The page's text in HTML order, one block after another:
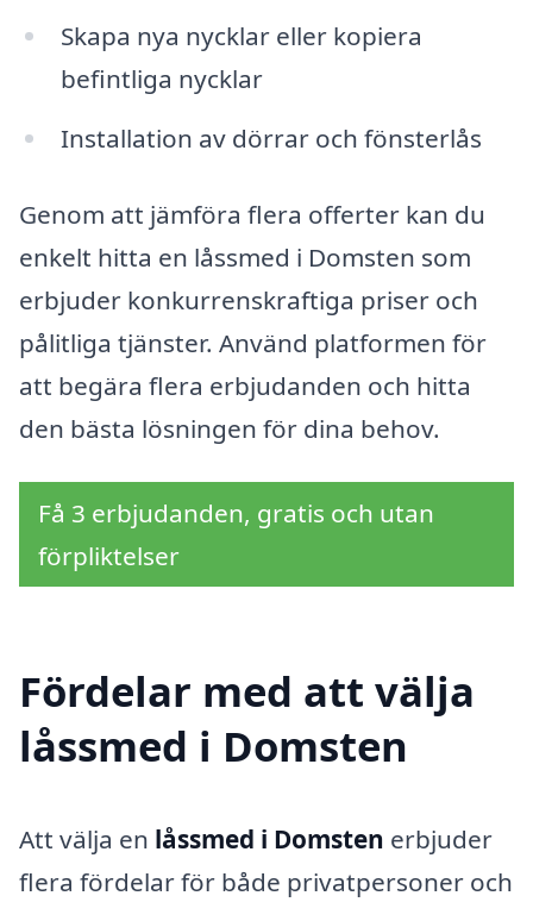
Skapa nya nycklar eller kopiera
befintliga nycklar
Installation av dörrar och fönsterlås
Genom att jämföra flera offerter kan du
enkelt hitta en låssmed i Domsten som
erbjuder konkurrenskraftiga priser och
pålitliga tjänster. Använd platformen för
att begära flera erbjudanden och hitta
den bästa lösningen för dina behov.
Få 3 erbjudanden, gratis och utan
förpliktelser
Fördelar med att välja
låssmed i Domsten
Att välja en låssmed i Domsten erbjuder
flera fördelar för både privatpersoner och